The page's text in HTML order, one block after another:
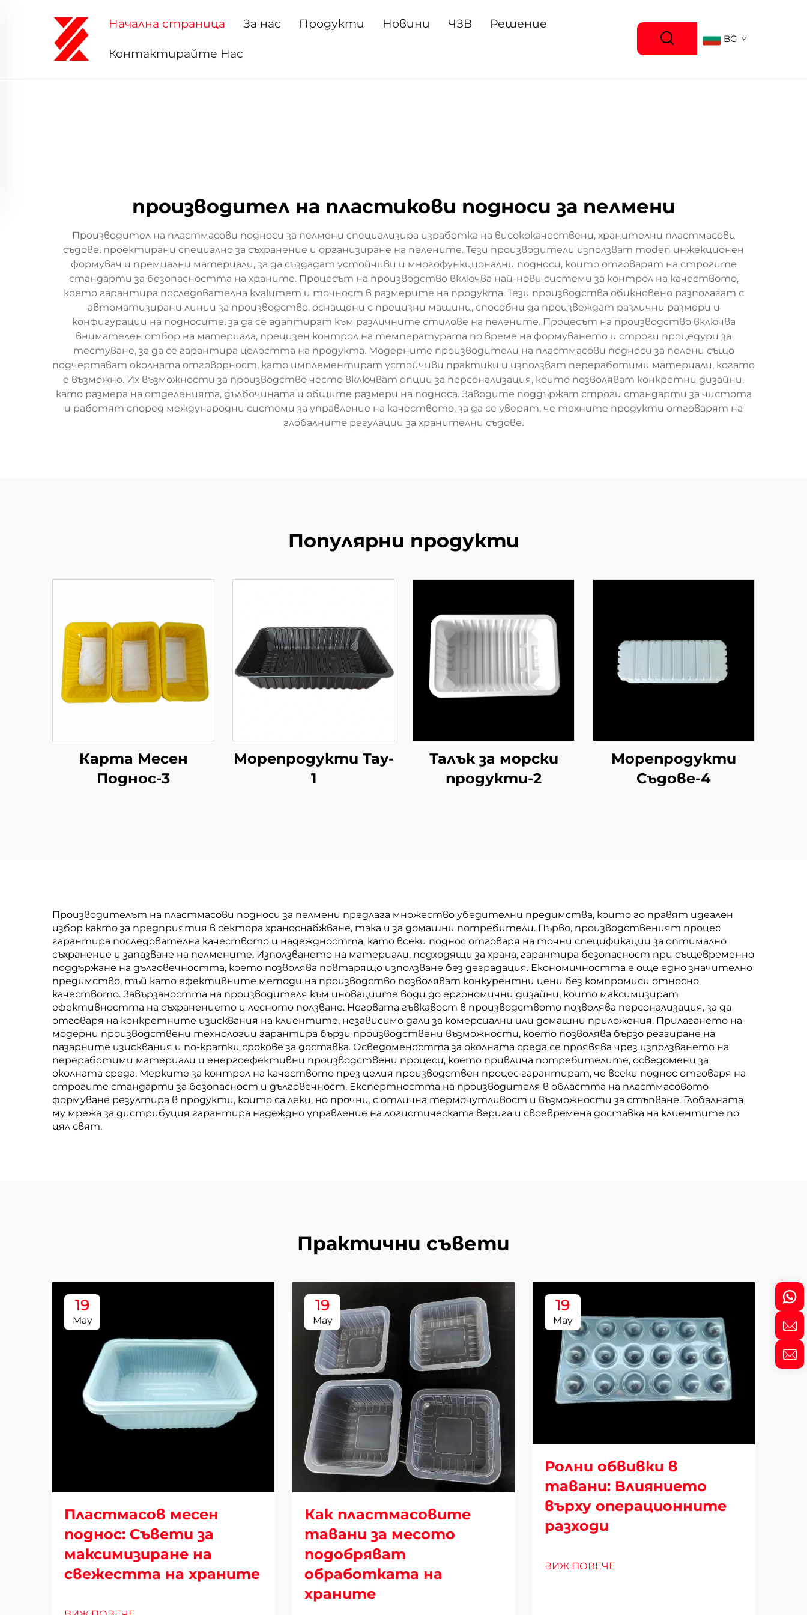
Начална страница За нас Продукти Новини ЧЗВ Решение
Контактирайте Нас
BG
производител на пластикови подноси за пелмени
Производител на пластмасови подноси за пелмени специализира изработка на висококачествени, хранителни пластмасови
съдове, проектирани специално за съхранение и организиране на пелените. Тези производители използват moden инжекционен
формувач и премиални материали, за да създадат устойчиви и многофункционални подноси, които отговарят на строгите
стандарти за безопасността на храните. Процесът на производство включва най-нови системи за контрол на качеството,
което гарантира последователна кvalитет и точност в размерите на продукта. Тези производства обикновено разполагат с
автоматизирани линии за производство, оснащени с прецизни машини, способни да произвеждат различни размери и
конфигурации на подносите, за да се адаптират към различните стилове на пелените. Процесът на производство включва
внимателен отбор на материала, прецизен контрол на температурата по време на формуването и строги процедури за
тестуване, за да се гарантира целостта на продукта. Модерните производители на пластмасови подноси за пелени също
подчертават околната отговорност, като имплементират устойчиви практики и използват переработими материали, когато
е възможно. Их възможности за производство често включват опции за персонализация, които позволяват конкретни дизайни,
като размера на отделенията, дълбочината и общите размери на подноса. Заводите поддържат строги стандарти за чистота
и работят според международни системи за управление на качеството, за да се уверят, че техните продукти отговарят на
глобалните регулации за хранителни съдове.
Популярни продукти
Карта Месен
Поднос-3
Морепродукти Tay-
1
Талък за морски
продукти-2
Морепродукти
Съдове-4
Производителът на пластмасови подноси за пелмени предлага множество убедителни предимства, които го правят идеален
избор както за предприятия в сектора храноснабжване, така и за домашни потребители. Първо, производственият процес
гарантира последователна качеството и надеждността, като всеки поднос отговаря на точни спецификации за оптимално
съхранение и запазване на пелмените. Използването на материали, подходящи за храна, гарантира безопасност при същевременно
поддържане на дълговечността, което позволява повтарящо използване без деградация. Економичността е още едно значително
предимство, тъй като ефективните методи на производство позволяват конкурентни цени без компромиси относно
качеството. Завързаността на производителя към иновациите води до ергономични дизайни, които максимизират
ефективността на съхранението и лесното ползване. Неговата гъвкавост в производството позволява персонализация, за да
отговаря на конкретните изисквания на клиентите, независимо дали за комерсиални или домашни приложения. Прилагането на
модерни производствени технологии гарантира бързи производствени възможности, което позволява бързо реагиране на
пазарните изисквания и по-кратки срокове за доставка. Осведомеността за околната среда се проявява чрез използването на
переработими материали и енергоефективни производствени процеси, което привлича потребителите, осведомени за
околната среда. Мерките за контрол на качеството през целия производствен процес гарантират, че всеки поднос отговаря на
строгите стандарти за безопасност и дълговечност. Експертността на производителя в областта на пластмасовото
формуване резултира в продукти, които са леки, но прочни, с отлична термочутливост и възможности за стъпване. Глобалната
му мрежа за дистрибуция гарантира надеждно управление на логистическата верига и своевремена доставка на клиентите по
цял свят.
Практични съвети
19
May
Пластмасов месен
поднос: Съвети за
максимизиране на
свежестта на храните
19
May
Как пластмасовите
тавани за месото
подобряват
обработката на
храните
19
May
Ролни обвивки в
тавани: Влиянието
върху операционните
разходи
ВИЖ ПОВЕЧЕ